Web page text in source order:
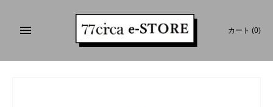
ツ
カート (0)